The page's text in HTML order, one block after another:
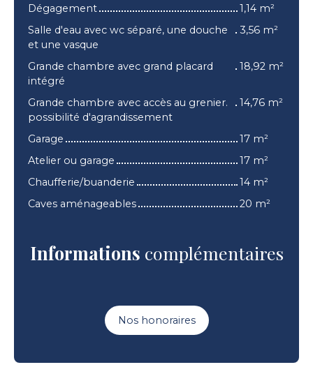
Dégagement
1,14 m²
Salle d'eau avec wc séparé, une douche
et une vasque
3,56 m²
Grande chambre avec grand placard
intégré
18,92 m²
Grande chambre avec accès au grenier.
possibilité d'agrandissement
14,76 m²
Garage
17 m²
Atelier ou garage
17 m²
Chaufferie/buanderie
14 m²
Caves aménageables
20 m²
Informations complémentaires
Nos honoraires